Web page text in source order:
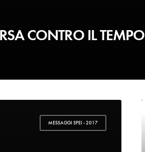
CONTRO IL TEMPO
MESSAGGI SPEI - 2017